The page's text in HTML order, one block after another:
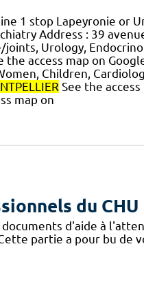
1 stop Lapeyronie or
Address : 39
Urology,
the access map on
Children,
See the
map on
du CHU
d'aide à
partie a pour bu de